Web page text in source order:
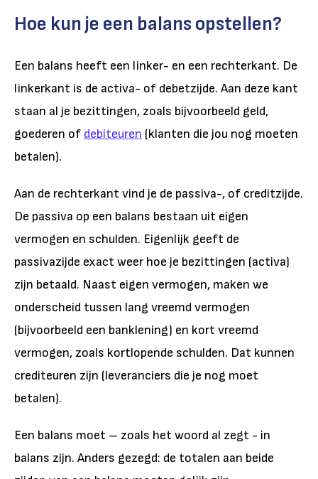
Hoe kun je een balans opstellen?
Een balans heeft een linker- en een rechterkant. De
linkerkant is de activa- of debetzijde. Aan deze kant
staan al je bezittingen, zoals bijvoorbeeld geld,
goederen of debiteuren (klanten die jou nog moeten
betalen).
Aan de rechterkant vind je de passiva-, of creditzijde.
De passiva op een balans bestaan uit eigen
vermogen en schulden. Eigenlijk geeft de
passivazijde exact weer hoe je bezittingen (activa)
zijn betaald. Naast eigen vermogen, maken we
onderscheid tussen lang vreemd vermogen
(bijvoorbeeld een banklening) en kort vreemd
vermogen, zoals kortlopende schulden. Dat kunnen
crediteuren zijn (leveranciers die je nog moet
betalen).
Een balans moet – zoals het woord al zegt - in
balans zijn. Anders gezegd: de totalen aan beide